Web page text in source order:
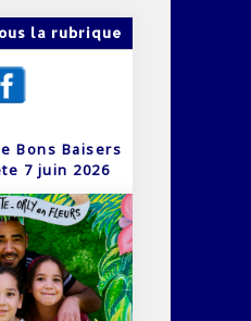
la rubrique
Bons Baisers
7 juin 2026